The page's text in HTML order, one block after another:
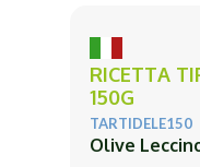
RICETTA
150G
TARTIDELE150
Olive